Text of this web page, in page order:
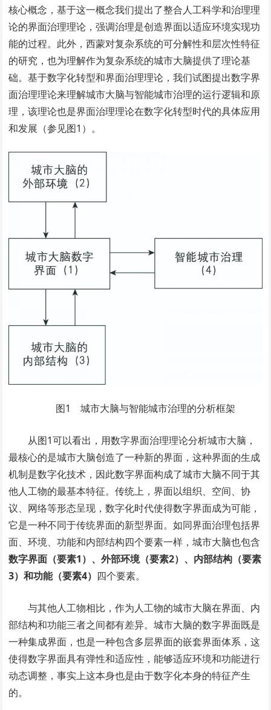
核心概念，基于这一概念我们提出了整合人工科学和治理理
论的界面治理理论，强调治理是创造界面以适应环境实现功
能的过程。此外，西蒙对复杂系统的可分解性和层次性特征
的研究，也为理解作为复杂系统的城市大脑提供了理论基
础。基于数字化转型和界面治理理论，我们试图提出数字界
面治理理论来理解城市大脑与智能城市治理的运行逻辑和原
理，该理论也是界面治理理论在数字化转型时代的具体应用
和发展（参见图1）。
图1 城市大脑与智能城市治理的分析框架
从图1可以看出，用数字界面治理理论分析城市大脑，
最核心的是城市大脑创造了一种新的界面，这种界面的生成
机制是数字化技术，因此数字界面构成了城市大脑不同于其
他人工物的最基本特征。传统上，界面以组织、空间、协
议、网络等形态呈现，数字化时代使得数字界面成为可能，
它是一种不同于传统界面的新型界面。如同界面治理包括界
面、环境、功能和内部结构四个要素一样，城市大脑也包含
数字界面（要素1）、外部环境（要素2）、内部结构（要素
3）和功能（要素4） 四个要素。
与其他人工物相比，作为人工物的城市大脑在界面、内
部结构和功能三者之间都有差异。城市大脑的数字界面既是
一种集成界面，也是一种包含多层界面的嵌套界面体系，这
使得数字界面具有弹性和适应性，能够适应环境和功能进行
动态调整，事实上这本身也是由于数字化本身的特征产生
的。